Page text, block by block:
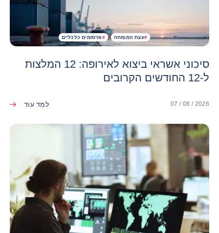
#עצת המומחה #פרסומים כלכליים
סיכוני אשראי ביצוא לאירופה: 12 המלצות
ל-12 החודשים הקרובים
07 / 08 / 2026 למד עוד